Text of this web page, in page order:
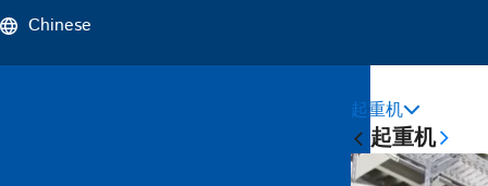
Chinese
Sticky
Main
起重机
起重机